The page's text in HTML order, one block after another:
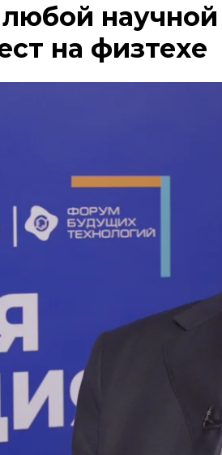
на физтехе